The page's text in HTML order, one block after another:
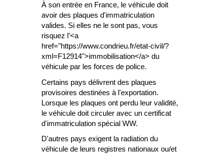
À son entrée en France, le véhicule doit
avoir des plaques d'immatriculation
valides. Si elles ne le sont pas, vous
risquez l'<a
href="https://www.condrieu.fr/etat-civil/?
xml=F12914">immobilisation</a> du
véhicule par les forces de police.
Certains pays délivrent des plaques
provisoires destinées à l'exportation.
Lorsque les plaques ont perdu leur validité,
le véhicule doit circuler avec un certificat
d'immatriculation spécial WW.
D'autres pays exigent la radiation du
véhicule de leurs registres nationaux ou/et